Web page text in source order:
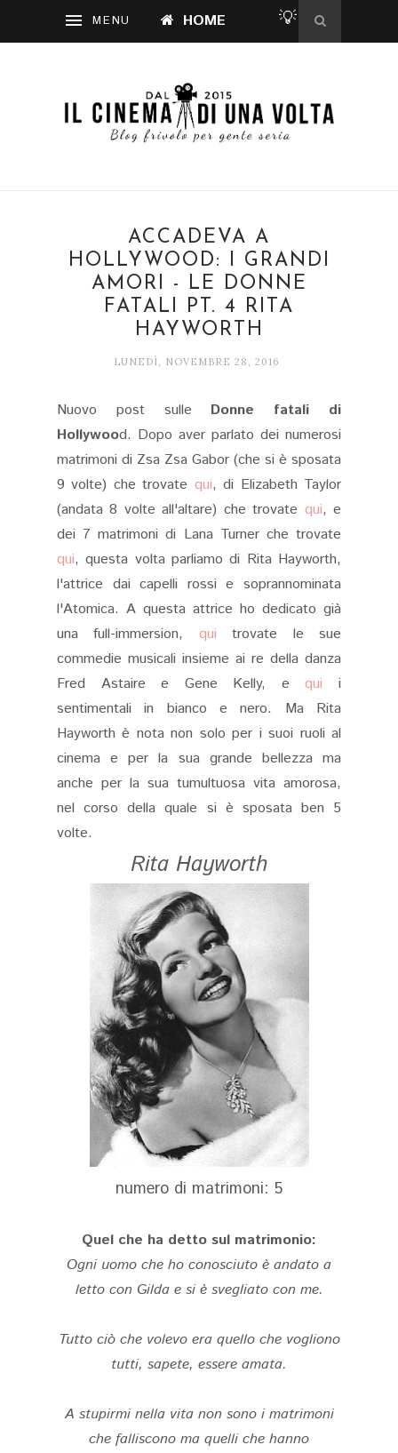
HOME 💡
ACCADEVA A
HOLLYWOOD: I GRANDI
AMORI - LE DONNE
FATALI PT. 4 RITA
HAYWORTH
LUNEDÌ, NOVEMBRE 28, 2016
Nuovo post sulle Donne fatali di
Hollywood. Dopo aver parlato dei numerosi
matrimoni di Zsa Zsa Gabor (che si è sposata
9 volte) che trovate qui, di Elizabeth Taylor
(andata 8 volte all'altare) che trovate qui, e
dei 7 matrimoni di Lana Turner che trovate
qui, questa volta parliamo di Rita Hayworth,
l'attrice dai capelli rossi e soprannominata
l'Atomica. A questa attrice ho dedicato già
una full-immersion, qui trovate le sue
commedie musicali insieme ai re della danza
Fred Astaire e Gene Kelly, equii
sentimentali in bianco e nero. Ma Rita
Hayworth è nota non solo per i suoi ruoli al
cinema e per la sua grande bellezza ma
anche per la sua tumultuosa vita amorosa,
nel corso della quale si è sposata ben 5
volte.
Rita Hayworth
numero di matrimoni: 5
Quel che ha detto sul matrimonio:
Ogni uomo che ho conosciuto è andato a
letto con Gilda e si è svegliato con me.
Tutto ciò che volevo era quello che vogliono
tutti, sapete, essere amata.
A stupirmi nella vita non sono i matrimoni
che falliscono ma quelli che hanno